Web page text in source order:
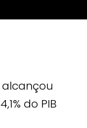
do PIB